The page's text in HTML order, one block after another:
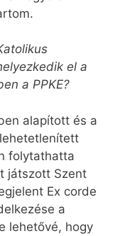
el a
a PPKE?
alapított és a
folytathatta
játszott Szent
Ex corde
a
lehetővé, hogy